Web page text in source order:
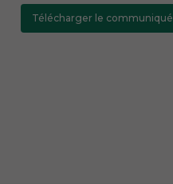
Télécharger le communiqué